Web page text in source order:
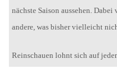
nächste Saison aussehen.
andere, was bisher vielleicht
Reinschauen lohnt sich auf